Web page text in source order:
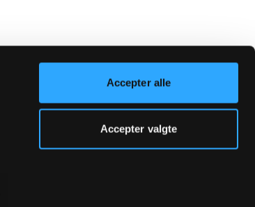
Accepter alle
Accepter valgte